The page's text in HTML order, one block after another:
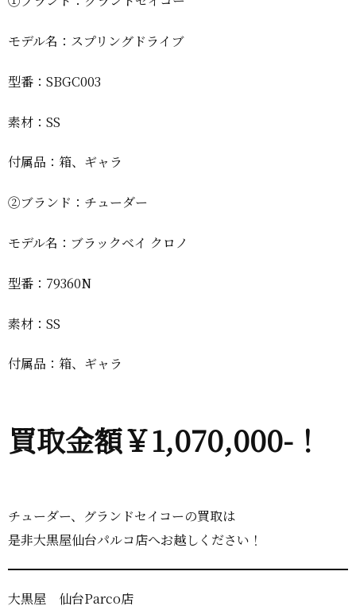
モデル名：スプリングドライブ
型番：SBGC003
素材：SS
付属品：箱、ギャラ
②ブランド：チューダー
モデル名：ブラックベイ クロノ
型番：79360N
素材：SS
付属品：箱、ギャラ
買取金額￥1,070,000-！
チューダー、グランドセイコーの買取は
是非大黒屋仙台パルコ店へお越しください！
大黒屋 仙台Parco店